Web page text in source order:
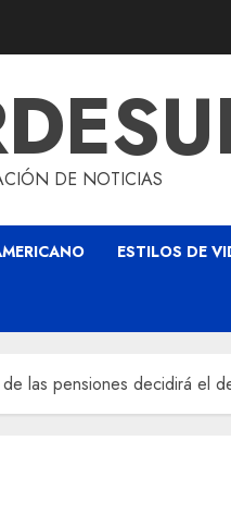
DE NOTICIAS
ESTILOS DE
las pensiones decidirá el